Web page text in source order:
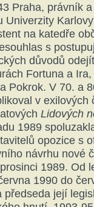
Praha, právník
Univerzity
na katedře
s
důvodů
Fortuna a
Pokrok. V 70. a
v
Lidových
1989
opozice s
návrhu nové
1989. Od
1990 do
její